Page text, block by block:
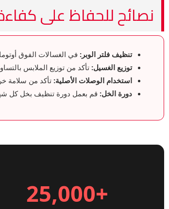
نصائح للحفاظ على
تنظيف فلتر الوبر: في الغسالات الفوق
توزيع الغسيل: تأكد من توزيع الملابس
استخدام الوصلات الأصلية: تأكد من سلامة
دورة الخل: قم بعمل دورة تنظيف بخل كل
+25,000